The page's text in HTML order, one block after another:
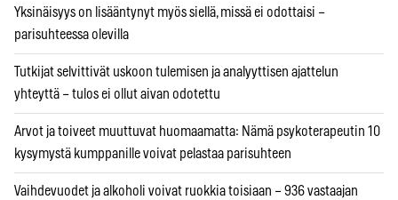
Yksinäisyys on lisääntynyt myös siellä, missä ei odottaisi –
parisuhteessa olevilla
Tutkijat selvittivät uskoon tulemisen ja analyyttisen ajattelun
yhteyttä – tulos ei ollut aivan odotettu
Arvot ja toiveet muuttuvat huomaamatta: Nämä psykoterapeutin 10
kysymystä kumppanille voivat pelastaa parisuhteen
Vaihdevuodet ja alkoholi voivat ruokkia toisiaan – 936 vastaajan